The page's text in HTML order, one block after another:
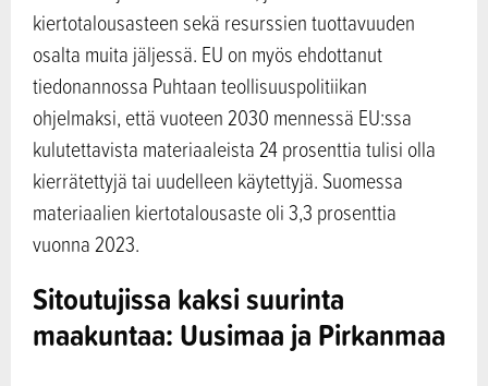
kiertotalousasteen sekä resurssien tuottavuuden
osalta muita jäljessä. EU on myös ehdottanut
tiedonannossa Puhtaan teollisuuspolitiikan
ohjelmaksi, että vuoteen 2030 mennessä EU:ssa
kulutettavista materiaaleista 24 prosenttia tulisi olla
kierrätettyjä tai uudelleen käytettyjä. Suomessa
materiaalien kiertotalousaste oli 3,3 prosenttia
vuonna 2023.
Sitoutujissa kaksi suurinta
maakuntaa: Uusimaa ja Pirkanmaa